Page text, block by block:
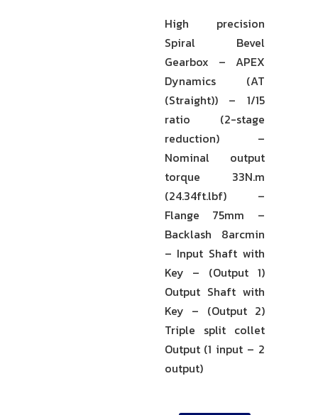
High precision
Spiral Bevel
Gearbox – APEX
Dynamics (AT
(Straight)) – 1/15
ratio (2-stage
reduction) –
Nominal output
torque 33N.m
(24.34ft.lbf) –
Flange 75mm –
Backlash 8arcmin
– Input Shaft with
Key – (Output 1)
Output Shaft with
Key – (Output 2)
Triple split collet
Output (1 input – 2
output)